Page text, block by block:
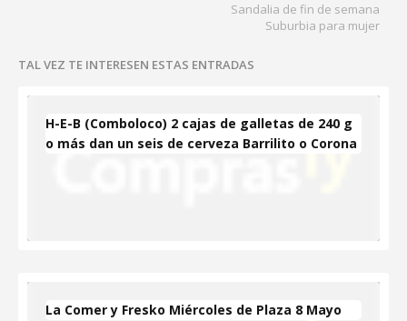
Sandalia de fin de semana
Suburbia para mujer
TAL VEZ TE INTERESEN ESTAS ENTRADAS
H-E-B (Comboloco) 2 cajas de galletas de 240 g
o más dan un seis de cerveza Barrilito o Corona
La Comer y Fresko Miércoles de Plaza 8 Mayo